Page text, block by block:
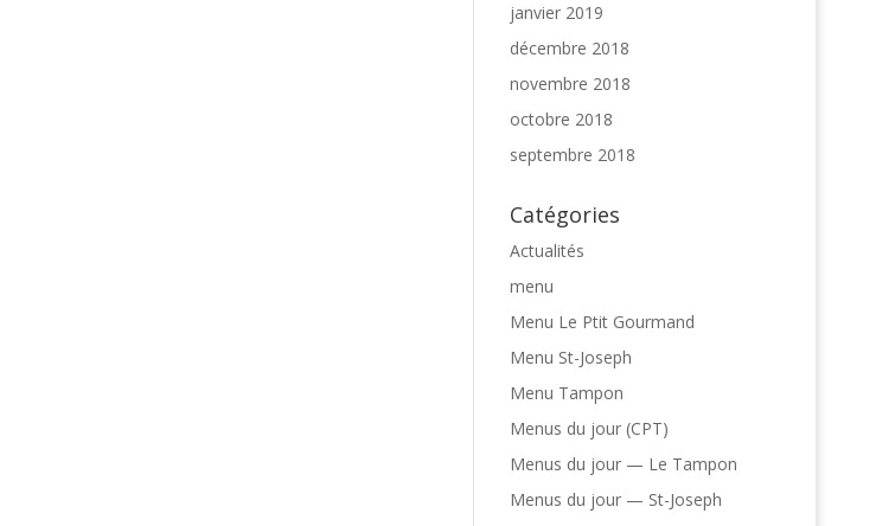
janvier 2019
décembre 2018
novembre 2018
octobre 2018
septembre 2018
Catégories
Actualités
menu
Menu Le Ptit Gourmand
Menu St-Joseph
Menu Tampon
Menus du jour (CPT)
Menus du jour — Le Tampon
Menus du jour — St-Joseph